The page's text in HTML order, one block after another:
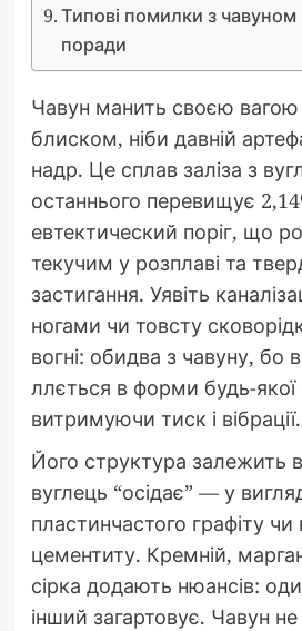
Типові помилки з чавуном
поради
Чавун манить своєю вагою
блиском, ніби давній
надр. Це сплав заліза з
останнього перевищує
евтектический поріг, що
текучим у розплаві та
застигання. Уявіть
ногами чи товсту
вогні: обидва з чавуну, бо
ллється в форми будь-якої
витримуючи тиск і вібрації.
Його структура залежить
вуглець “осідає” — у
пластинчастого графіту чи
цементиту. Кремній,
сірка додають нюансів:
інший загартовує. Чавун